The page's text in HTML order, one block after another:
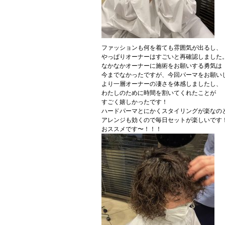
ファッションも何を着ても雰囲気が出るし、
やっぱりオーナーはすごいと再確認しました。
なかなかオーナーに施術をお願いする勇気は
今までなかったですが、今回パーマをお願い
より一層オーナーの凄さを体感しましたし、
わたしのために時間を割いてくれたことが
すごく嬉しかったです！
ハードパーマとにかくスタイリングが楽なの
アレンジも効くので毎日セットが楽しいです！
おススメです〜！！！